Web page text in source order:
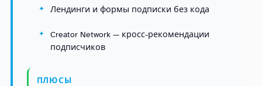
Лендинги и формы подписки без кода
Creator Network — кросс-рекомендации
подписчиков
ПЛЮСЫ